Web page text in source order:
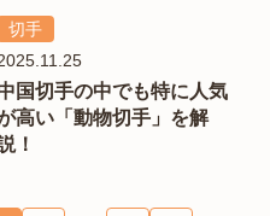
切手
国切手の中でも特に人気
高い「動物切手」を解
！